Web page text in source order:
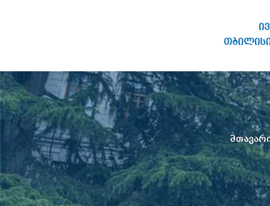
სახელობის თბილისის
სახელმწიფო უნივერსიტეტი